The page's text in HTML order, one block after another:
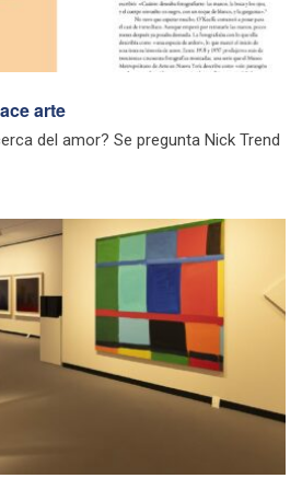
arte
del amor? Se pregunta Nick Trend